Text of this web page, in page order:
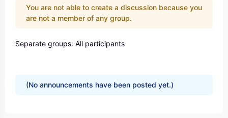
You are not able to create a discussion because you
are not a member of any group.
Separate groups: All participants
(No announcements have been posted yet.)